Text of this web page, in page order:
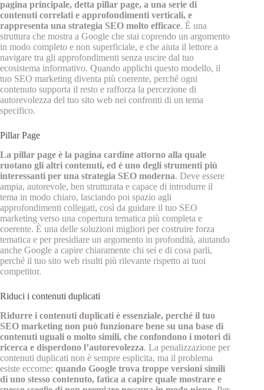
pagina principale, detta pillar page, a una serie di
contenuti correlati e approfondimenti verticali, e
rappresenta una strategia SEO molto efficace. È una
struttura che mostra a Google che stai coprendo un argomento
in modo completo e non superficiale, e che aiuta il lettore a
navigare tra gli approfondimenti senza uscire dal tuo
ecosistema informativo. Quando applichi questo modello, il
tuo SEO marketing diventa più coerente, perché ogni
contenuto supporta il resto e rafforza la percezione di
autorevolezza del tuo sito web nei confronti di un tema
specifico.
Pillar Page
La pillar page è la pagina cardine attorno alla quale
ruotano gli altri contenuti, ed è uno degli strumenti più
interessanti per una strategia SEO moderna. Deve essere
ampia, autorevole, ben strutturata e capace di introdurre il
tema in modo chiaro, lasciando poi spazio agli
approfondimenti collegati, così da guidare il tuo SEO
marketing verso una copertura tematica più completa e
coerente. È una delle soluzioni migliori per costruire forza
tematica e per presidiare un argomento in profondità, aiutando
anche Google a capire chiaramente chi sei e di cosa parli,
perché il tuo sito web risulti più rilevante rispetto ai tuoi
competitor.
Riduci i contenuti duplicati
Ridurre i contenuti duplicati è essenziale, perché il tuo
SEO marketing non può funzionare bene su una base di
contenuti uguali o molto simili, che confondono i motori di
ricerca e disperdono l’autorevolezza. La penalizzazione per
contenuti duplicati non è sempre esplicita, ma il problema
esiste eccome: quando Google trova troppe versioni simili
di uno stesso contenuto, fatica a capire quale mostrare e